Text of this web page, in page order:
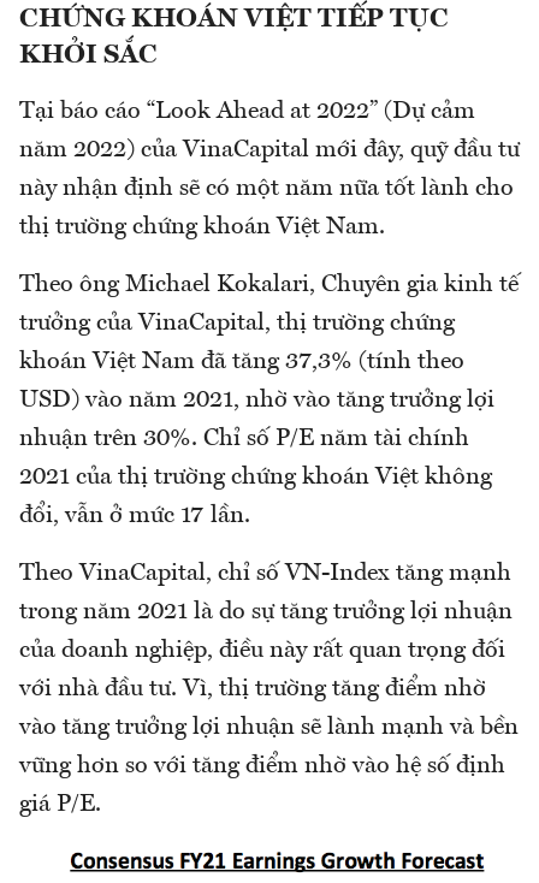
CHỨNG KHOÁN VIỆT TIẾP TỤC
KHỞI SẮC
Tại báo cáo “Look Ahead at 2022” (Dự cảm
năm 2022) của VinaCapital mới đây, quỹ đầu tư
này nhận định sẽ có một năm nữa tốt lành cho
thị trường chứng khoán Việt Nam.
Theo ông Michael Kokalari, Chuyên gia kinh tế
trưởng của VinaCapital, thị trường chứng
khoán Việt Nam đã tăng 37,3% (tính theo
USD) vào năm 2021, nhờ vào tăng trưởng lợi
nhuận ​​trên 30%. Chỉ số P/E năm tài chính
2021 của thị trường chứng khoán Việt không
đổi, vẫn ở mức 17 lần.
Theo VinaCapital, chỉ số VN-Index tăng mạnh
trong năm 2021 là do sự tăng trưởng lợi nhuận
của doanh nghiệp, điều này rất quan trọng đối
với nhà đầu tư. Vì, thị trường tăng điểm nhờ
vào tăng trưởng lợi nhuận sẽ lành mạnh và bền
vững hơn so với tăng điểm nhờ vào hệ số định
giá P/E.